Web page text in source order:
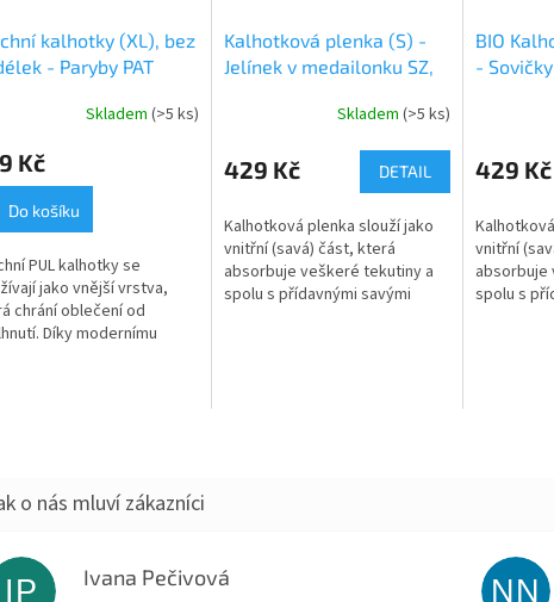
kalhotky (XL), bez
- Paryby PAT
Skladem (>5 ks)
Kč
Do košíku
PUL kalhotky se
jako vnější vrstva,
chrání oblečení od
Díky modernímu
Kalhotková plenka (S) -
Jelínek v medailonku SZ,
Skladem (>5 ks)
429 Kč DETAIL
Kalhotková plenka slouží jako
vnitřní (savá) část, která
absorbuje veškeré tekutiny a
spolu s přídavnými savými
BIO
-
429 Kč
vnitřní
absorbuje
spolu s
IP Ivana Pečivová NN